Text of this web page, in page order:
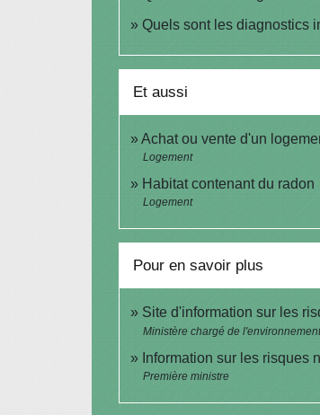
Quels sont les diagnostics
Et aussi
Achat ou vente d'un
Logement
Habitat contenant du radon
Logement
Pour en savoir plus
Site d'information sur les
Ministère chargé de l'environnement
Information sur les risques
Première ministre